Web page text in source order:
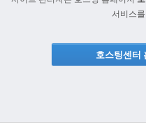
서비스
호스팅센터